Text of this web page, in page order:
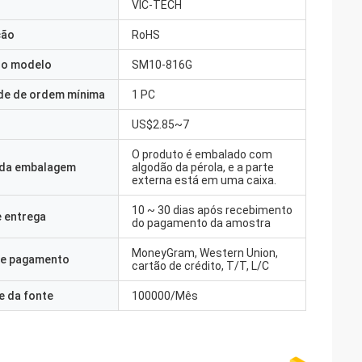
VIC-TECH
RoHS
modelo SM10-816G
de ordem mínima 1 PC
US$2.85~7
embalagem
O produto é embalado com
algodão da pérola, e a parte
externa está em uma caixa.
entrega
10 ~ 30 dias após recebimento
do pagamento da amostra
pagamento
MoneyGram, Western Union,
cartão de crédito, T/T, L/C
da fonte 100000/Mês